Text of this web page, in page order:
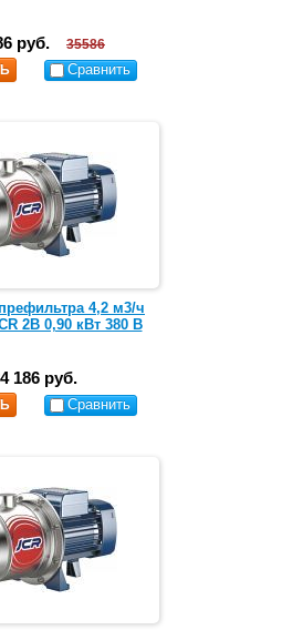
руб.
35586
Сравнить
4,2 м3/ч
2B 0,90 кВт 380 В
186 руб.
Сравнить